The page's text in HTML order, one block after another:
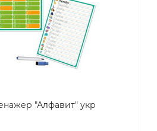
"Алфавит" укр